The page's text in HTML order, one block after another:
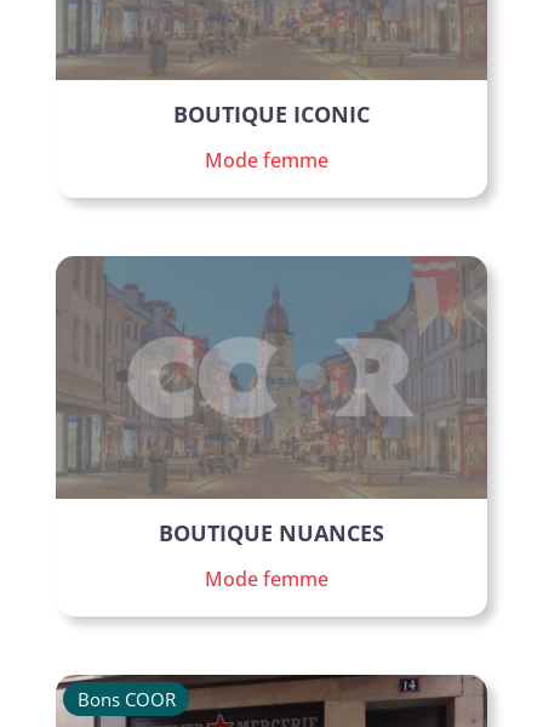
BOUTIQUE ICONIC
Mode femme
BOUTIQUE NUANCES
Mode femme
Bons COOR